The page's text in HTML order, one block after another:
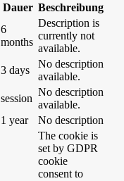
Dauer Beschreibung
6
months
Description is
currently not
available.
3 days
No description
available.
session
No description
available.
1 year No description
The cookie is
set by GDPR
cookie
consent to